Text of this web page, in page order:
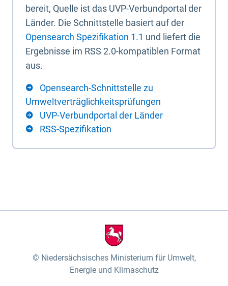
bereit, Quelle ist das UVP-Verbundportal der
Länder. Die Schnittstelle basiert auf der
Opensearch Spezifikation 1.1 und liefert die
Ergebnisse im RSS 2.0-kompatiblen Format
aus.
Opensearch-Schnittstelle zu
Umweltverträglichkeitsprüfungen
UVP-Verbundportal der Länder
RSS-Spezifikation
Niedersächsisches Ministerium für Umwelt,
Energie und Klimaschutz